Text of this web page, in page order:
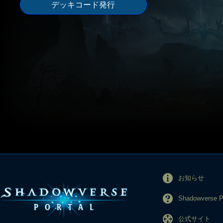
デッキコード発行
お知らせ
Shadowverse
公式サイト